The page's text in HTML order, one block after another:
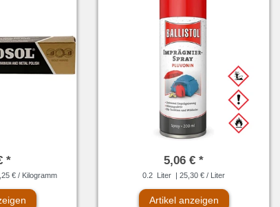
*
€ / Kilogramm
5,06 € *
0.2 Liter | 25,30 € / Liter
Artikel anzeigen